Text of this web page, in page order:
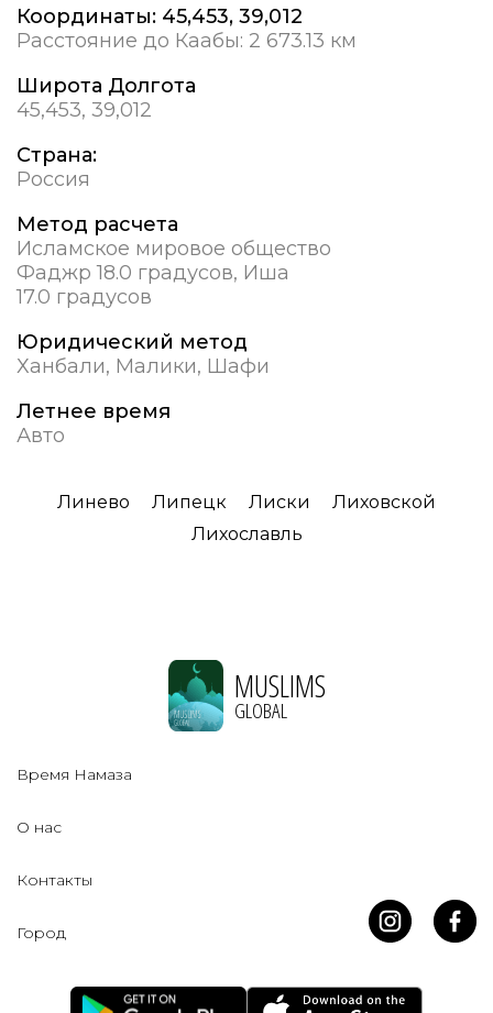
Координаты: 45,453, 39,012
Расстояние до Каабы: 2 673.13 км
Широта Долгота
45,453, 39,012
Страна:
Россия
Метод расчета
Исламское мировое общество
Фаджр 18.0 градусов, Иша
17.0 градусов
Юридический метод
Ханбали, Малики, Шафи
Летнее время
Авто
Линево Липецк Лиски
Лиховской
Лихославль
MUSLIMS
GLOBAL
Время Намаза
О нас
Контакты
Город